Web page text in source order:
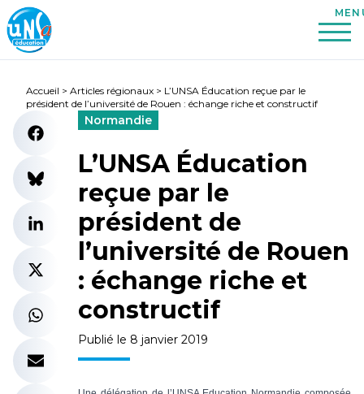
Accueil > Articles régionaux > L’UNSA Éducation reçue par le
président de l’université de Rouen : échange riche et constructif
Normandie
L’UNSA Éducation
reçue par le
président de
l’université de Rouen
: échange riche et
constructif
Publié le 8 janvier 2019